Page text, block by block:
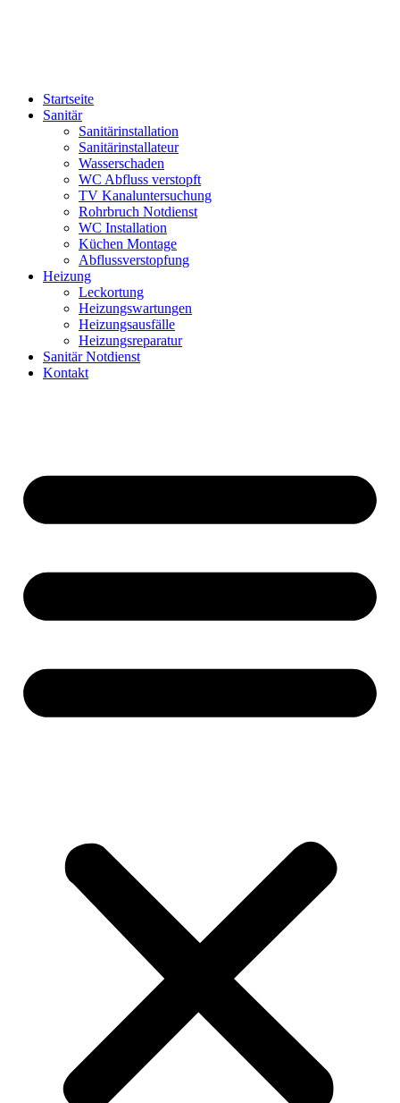
Startseite
Sanitär
Sanitärinstallation
Sanitärinstallateur
Wasserschaden
WC Abfluss verstopft
TV Kanaluntersuchung
Rohrbruch Notdienst
WC Installation
Küchen Montage
Abflussverstopfung
Heizung
Leckortung
Heizungswartungen
Heizungsausfälle
Heizungsreparatur
Sanitär Notdienst
Kontakt